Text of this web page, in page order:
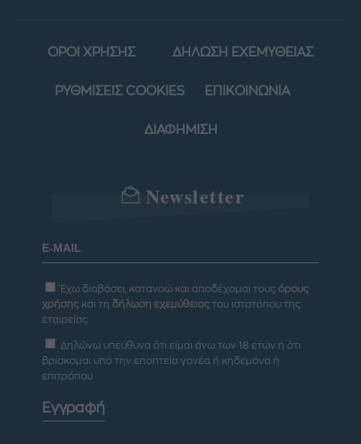
ΟΡΟΙ ΧΡΗΣΗΣ ΔΗΛΩΣΗ ΕΧΕΜΥΘΕΙΑΣ
ΡΥΘΜΙΣΕΙΣ COOKIES ΕΠΙΚΟΙΝΩΝΙΑ
ΔΙΑΦΗΜΙΣΗ
Newsletter
Έχω διαβάσει, κατανοώ και αποδέχομαι τους όρους
χρήσης και τη δήλωση εχεμύθειας του ιστοτόπου της
εταιρείας
Δηλώνω υπεύθυνα ότι είμαι άνω των 18 ετών ή ότι
βρίσκομαι υπό την εποπτεία γονέα ή κηδεμόνα ή
επιτρόπου
Εγγραφή